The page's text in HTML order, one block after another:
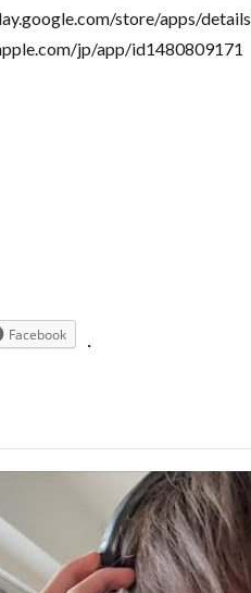
store/apps/
jp/app/id1480809171
Facebook